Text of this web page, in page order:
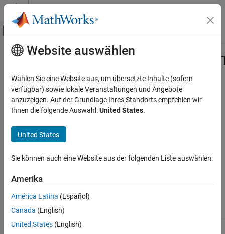
Weiter zum Inhalt
Umschaltung für Off-Canvas-
Startseite der Dokumentation
C++ with MATLAB
Call MATLAB from C++
matlab::engine::convertUTF16StringToUTF8String
ON THIS PAGE
Description
Return Value
Exceptions
See Also
Hauptinhalt
Convert UTF-16 string to UTF-8 string
Description
std::string convertUTF16StringToUTF8String(const
std::basic_string<char16_t>& utf16string)
Convert a UTF-16 string to a UTF-8 string.
Include
Namespace: matlab::engine
Include MatlabEngine.hpp
Website auswählen
Wählen Sie eine Website aus, um übersetzte Inhalte (sofern
verfügbar) sowie lokale Veranstaltungen und Angebote
anzuzeigen. Auf der Grundlage Ihres Standorts empfehlen wir
Ihnen die folgende Auswahl:United States.
United States
Sie können auch eine Website aus der folgenden Liste auswählen:
Amerika
América Latina (Español)
Canada (English)
United States (English)